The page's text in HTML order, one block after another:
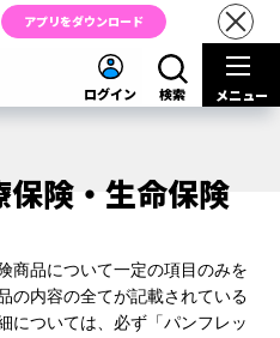
アプリをダウンロード
ログイン 検索 メニュー
険・生命保険
商品について一定の項目のみを
の内容の全てが記載されている
については、必ず「パンフレッ